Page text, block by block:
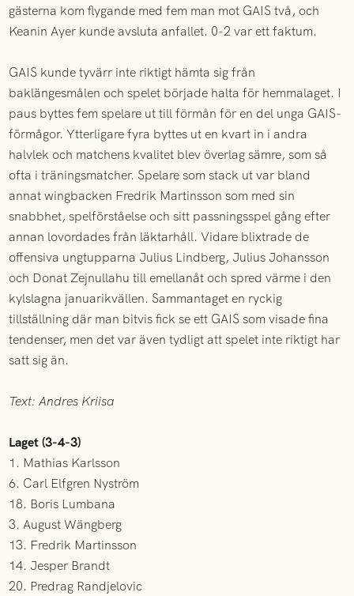
gästerna kom flygande med fem man mot GAIS två, och
Keanin Ayer kunde avsluta anfallet. 0-2 var ett faktum.
GAIS kunde tyvärr inte riktigt hämta sig från
baklängesmålen och spelet började halta för hemmalaget. I
paus byttes fem spelare ut till förmån för en del unga GAIS-
förmågor. Ytterligare fyra byttes ut en kvart in i andra
halvlek och matchens kvalitet blev överlag sämre, som så
ofta i träningsmatcher. Spelare som stack ut var bland
annat wingbacken Fredrik Martinsson som med sin
snabbhet, spelförståelse och sitt passningsspel gång efter
annan lovordades från läktarhåll. Vidare blixtrade de
offensiva ungtupparna Julius Lindberg, Julius Johansson
och Donat Zejnullahu till emellanåt och spred värme i den
kylslagna januarikvällen. Sammantaget en ryckig
tillställning där man bitvis fick se ett GAIS som visade fina
tendenser, men det var även tydligt att spelet inte riktigt har
satt sig än.
Text: Andres Kriisa
Laget (3-4-3)
1. Mathias Karlsson
6. Carl Elfgren Nyström
18. Boris Lumbana
3. August Wängberg
13. Fredrik Martinsson
14. Jesper Brandt
20. Predrag Randjelovic